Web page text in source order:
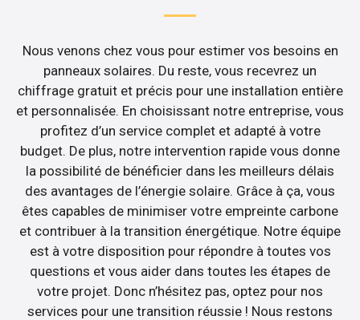
Nous venons chez vous pour estimer vos besoins en
panneaux solaires. Du reste, vous recevrez un
chiffrage gratuit et précis pour une installation entière
et personnalisée. En choisissant notre entreprise, vous
profitez d’un service complet et adapté à votre
budget. De plus, notre intervention rapide vous donne
la possibilité de bénéficier dans les meilleurs délais
des avantages de l’énergie solaire. Grâce à ça, vous
êtes capables de minimiser votre empreinte carbone
et contribuer à la transition énergétique. Notre équipe
est à votre disposition pour répondre à toutes vos
questions et vous aider dans toutes les étapes de
votre projet. Donc n’hésitez pas, optez pour nos
services pour une transition réussie ! Nous restons